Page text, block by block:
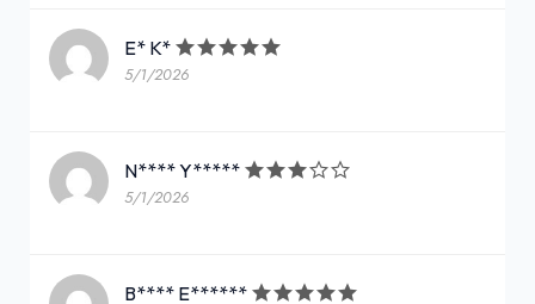
E* K*
5/1/2026
N**** Y*****
5/1/2026
B**** E******